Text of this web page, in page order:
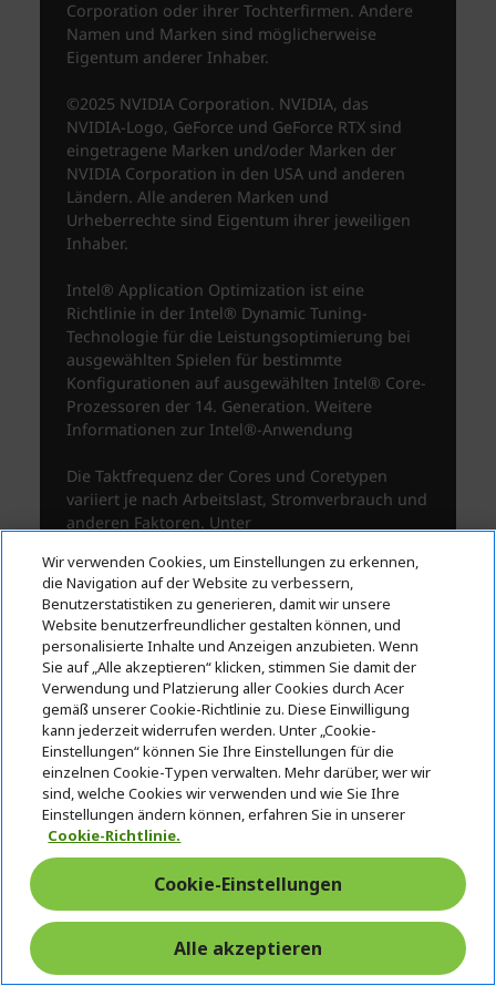
Wir verwenden Cookies, um Einstellungen zu erkennen,
die Navigation auf der Website zu verbessern,
Benutzerstatistiken zu generieren, damit wir unsere
Website benutzerfreundlicher gestalten können, und
personalisierte Inhalte und Anzeigen anzubieten. Wenn
Sie auf „Alle akzeptieren“ klicken, stimmen Sie damit der
Verwendung und Platzierung aller Cookies durch Acer
gemäß unserer Cookie-Richtlinie zu. Diese Einwilligung
kann jederzeit widerrufen werden. Unter „Cookie-
Einstellungen“ können Sie Ihre Einstellungen für die
einzelnen Cookie-Typen verwalten. Mehr darüber, wer wir
sind, welche Cookies wir verwenden und wie Sie Ihre
Einstellungen ändern können, erfahren Sie in unserer
Cookie-Richtlinie.
Cookie-Einstellungen
Alle akzeptieren